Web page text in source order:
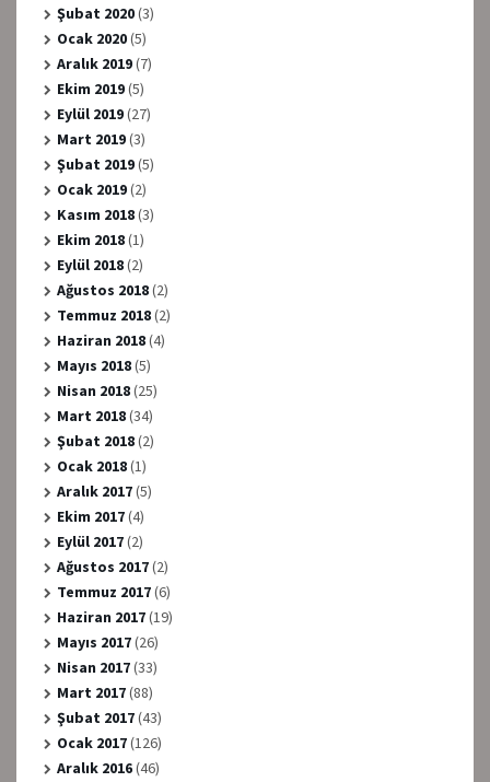
Şubat 2020(3)
Ocak 2020(5)
Aralık 2019(7)
Ekim 2019(5)
Eylül 2019(27)
Mart 2019(3)
Şubat 2019(5)
Ocak 2019(2)
Kasım 2018(3)
Ekim 2018(1)
Eylül 2018(2)
Ağustos 2018(2)
Temmuz 2018(2)
Haziran 2018(4)
Mayıs 2018(5)
Nisan 2018(25)
Mart 2018(34)
Şubat 2018(2)
Ocak 2018(1)
Aralık 2017(5)
Ekim 2017(4)
Eylül 2017(2)
Ağustos 2017(2)
Temmuz 2017(6)
Haziran 2017(19)
Mayıs 2017(26)
Nisan 2017(33)
Mart 2017(88)
Şubat 2017(43)
Ocak 2017(126)
Aralık 2016(46)